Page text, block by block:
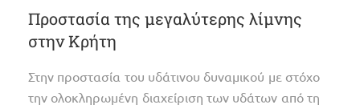
Προστασία της μεγαλύτερης λίμνης
στην Κρήτη
Στην προστασία του υδάτινου δυναμικού με στόχο
την ολοκληρωμένη διαχείριση των υδάτων από τη